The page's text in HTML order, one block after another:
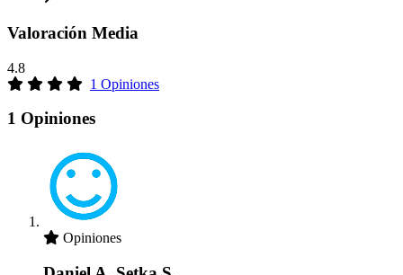
Valoración Media
4.8
1 Opiniones
1 Opiniones
Opiniones